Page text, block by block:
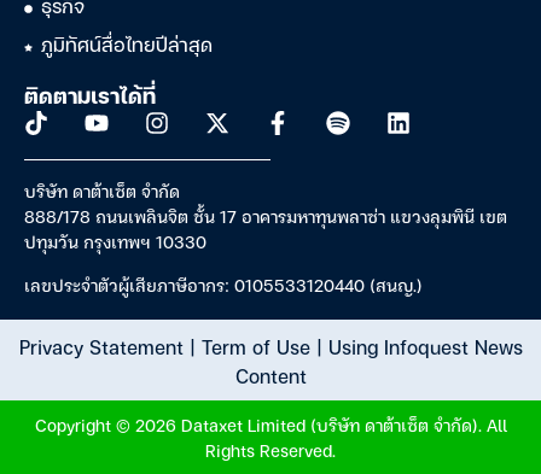
ธุรกิจ
ภูมิทัศน์สื่อไทยปีล่าสุด
ติดตามเราได้ที่
บริษัท ดาต้าเซ็ต จำกัด
888/178 ถนนเพลินจิต ชั้น 17 อาคารมหาทุนพลาซ่า แขวงลุมพินี เขต
ปทุมวัน กรุงเทพฯ 10330
เลขประจำตัวผู้เสียภาษีอากร: 0105533120440 (สนญ.)
Privacy Statement| Term of Use| Using Infoquest News
Content
Copyright © 2026 Dataxet Limited (บริษัท ดาต้าเซ็ต จำกัด). All
Rights Reserved.